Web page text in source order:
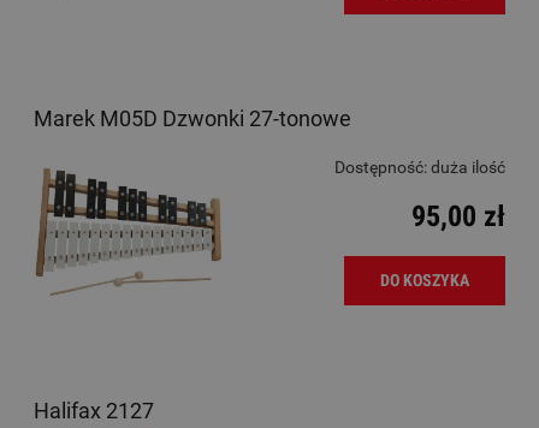
Marek M05D Dzwonki 27-tonowe
Dostępność:duża ilość
95,00 zł
DO KOSZYKA
Halifax 2127